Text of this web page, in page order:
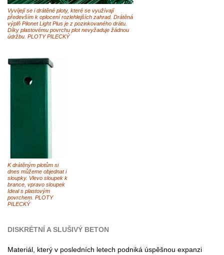
Vyvíjejí se i drátěné ploty, které se využívají
především k oplocení rozlehlejších zahrad. Drátěná
výplň Pilonet Light Plus je z pozinkovaného drátu.
Díky plastovému povrchu plot nevyžaduje žádnou
údržbu. PLOTY PILECKÝ
K drátěným plotům si
dnes můžeme objednat i
sloupky. Vlevo sloupek k
brance, vpravo sloupek
Ideal s plastovým
povrchem. PLOTY
PILECKÝ
DISKRÉTNÍ A SLUŠIVÝ BETON
Materiál, který v posledních letech podniká úspěšnou expanzi